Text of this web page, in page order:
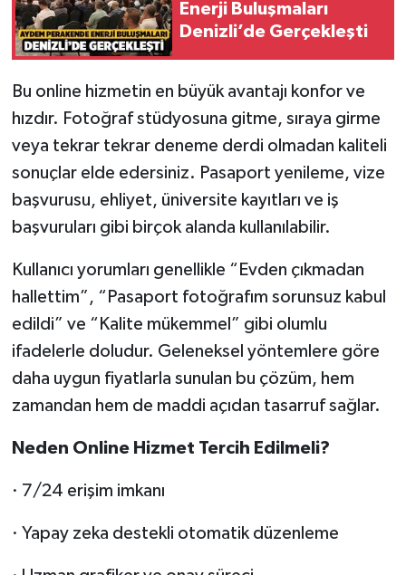
Enerji Buluşmaları
Denizli’de Gerçekleşti
Bu online hizmetin en büyük avantajı konfor ve
hızdır. Fotoğraf stüdyosuna gitme, sıraya girme
veya tekrar tekrar deneme derdi olmadan kaliteli
sonuçlar elde edersiniz. Pasaport yenileme, vize
başvurusu, ehliyet, üniversite kayıtları ve iş
başvuruları gibi birçok alanda kullanılabilir.
Kullanıcı yorumları genellikle “Evden çıkmadan
hallettim”, “Pasaport fotoğrafım sorunsuz kabul
edildi” ve “Kalite mükemmel” gibi olumlu
ifadelerle doludur. Geleneksel yöntemlere göre
daha uygun fiyatlarla sunulan bu çözüm, hem
zamandan hem de maddi açıdan tasarruf sağlar.
Neden Online Hizmet Tercih Edilmeli?
· 7/24 erişim imkanı
· Yapay zeka destekli otomatik düzenleme